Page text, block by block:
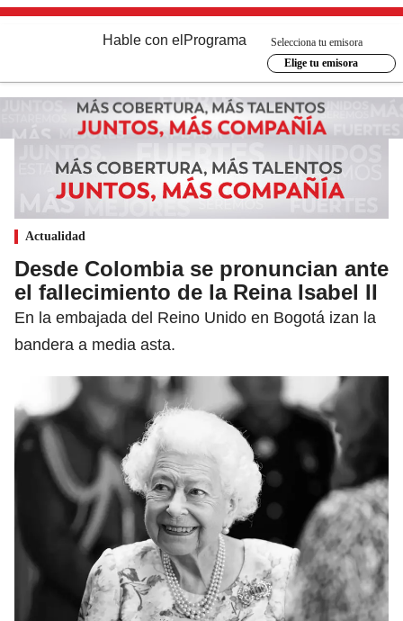
Hable con el Programa
Selecciona tu emisora
Elige tu emisora
Actualidad
Desde Colombia se pronuncian ante
el fallecimiento de la Reina Isabel II
En la embajada del Reino Unido en Bogotá izan la
bandera a media asta.